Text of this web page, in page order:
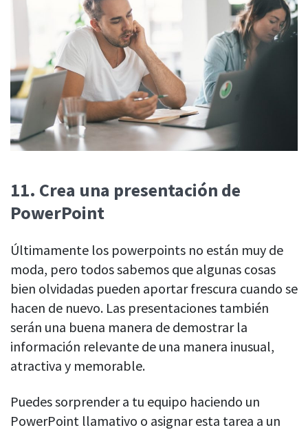
11. Crea una presentación de
PowerPoint
Últimamente los powerpoints no están muy de
moda, pero todos sabemos que algunas cosas
bien olvidadas pueden aportar frescura cuando se
hacen de nuevo. Las presentaciones también
serán una buena manera de demostrar la
información relevante de una manera inusual,
atractiva y memorable.
Puedes sorprender a tu equipo haciendo un
PowerPoint llamativo o asignar esta tarea a un